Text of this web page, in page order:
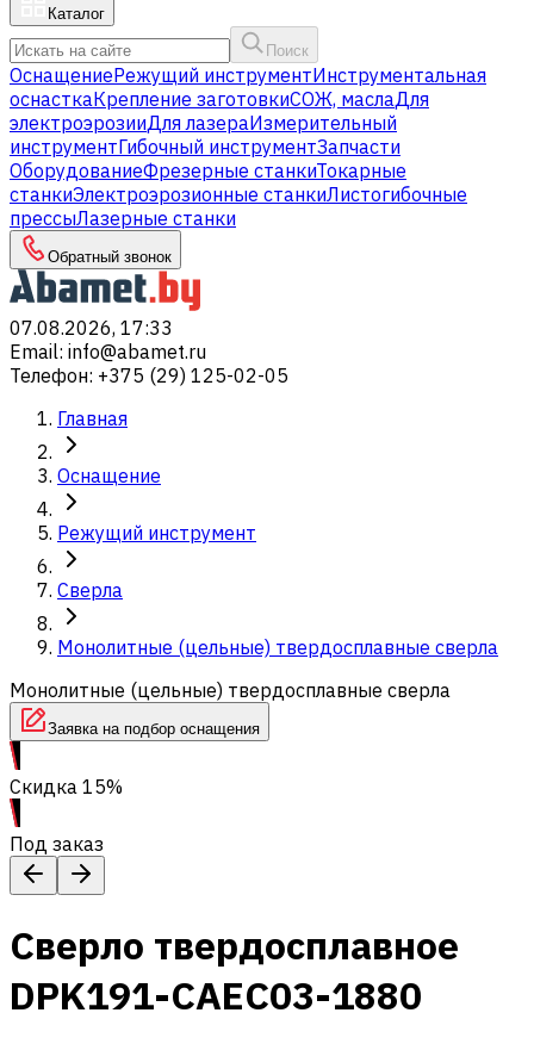
Каталог
Поиск
ОснащениеРежущий инструментИнструментальная
оснасткаКрепление заготовкиСОЖ, маслаДля
электроэрозииДля лазераИзмерительный
инструментГибочный инструментЗапчасти
ОборудованиеФрезерные станкиТокарные
станкиЭлектроэрозионные станкиЛистогибочные
прессыЛазерные станки
Обратный звонок
07.08.2026, 17:33
Email: info@abamet.ru
Телефон: +375 (29) 125-02-05
Главная
Оснащение
Режущий инструмент
Сверла
Монолитные (цельные) твердосплавные сверла
Монолитные (цельные) твердосплавные сверла
Заявка на подбор оснащения
Скидка 15%
Под заказ
Сверло твердосплавное
DPK191-CAEC03-1880